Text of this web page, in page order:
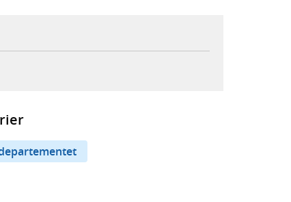
webbplats,
din e-postklient,